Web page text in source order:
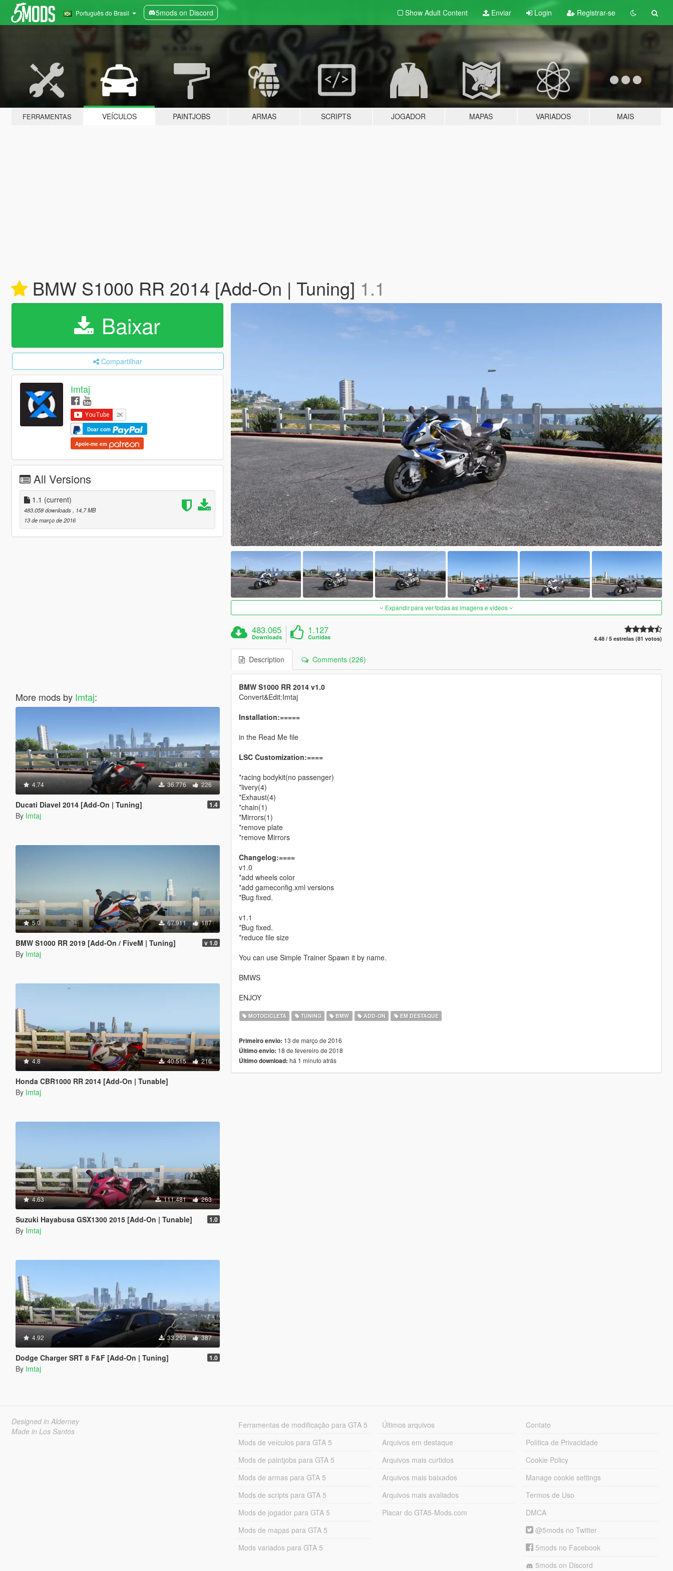
Português do Brasil 5mods on Discord Show Adult Content Enviar Login Registrar-se
FERRAMENTAS VEÍCULOS PAINTJOBS ARMAS SCRIPTS JOGADOR MAPAS VARIADOS MAIS
BMW S1000 RR 2014 [Add-On | Tuning] 1.1
Baixar
Compartilhar
Imtaj
Doar com
Apoie-me em
All Versions
1.1 (current)
483.058 downloads, 14,7 MB
13 de março de 2016
More mods by Imtaj:
4.74 36.776 226
Ducati Diavel 2014 [Add-On | Tuning] 1.4
By Imtaj
5.0 67.911 187
BMW S1000 RR 2019 [Add-On / FiveM | Tuning] v 1.0
By Imtaj
4.8 40.515 216
Honda CBR1000 RR 2014 [Add-On | Tunable]
By Imtaj
4.63 111.481 263
Suzuki Hayabusa GSX1300 2015 [Add-On | Tunable] 1.0
By Imtaj
4.92 33.293 387
Dodge Charger SRT 8 F&F [Add-On | Tuning] 1.0
By Imtaj
Expandir para ver todas as imagens e vídeos
483.065
Downloads
1.127
Curtidas 4.48 / 5 estrelas (81 votos)
Description Comments (226)
BMW S1000 RR 2014 v1.0
Convert&Edit:Imtaj
Installation:=====
in the Read Me file
LSC Customization:====
*racing bodykit(no passenger)
*livery(4)
*Exhaust(4)
*chain(1)
*Mirrors(1)
*remove plate
*remove Mirrors
Changelog:====
v1.0
*add wheels color
*add gameconfig.xml versions
*Bug fixed.
v1.1
*Bug fixed.
*reduce file size
You can use Simple Trainer Spawn it by name.
BMWS
ENJOY
MOTOCICLETA TUNING BMW ADD-ON EM DESTAQUE
Primeiro envio: 13 de março de 2016
Último envio: 18 de fevereiro de 2018
Último download: há 1 minuto atrás
Designed in Alderney
Made in Los Santos
Ferramentas de modificação para GTA 5
Mods de veículos para GTA 5
Mods de paintjobs para GTA 5
Mods de armas para GTA 5
Mods de scripts para GTA 5
Mods de jogador para GTA 5
Mods de mapas para GTA 5
Mods variados para GTA 5
Últimos arquivos
Arquivos em destaque
Arquivos mais curtidos
Arquivos mais baixados
Arquivos mais avaliados
Placar do GTA5-Mods.com
Contato
Política de Privacidade
Cookie Policy
Manage cookie settings
Termos de Uso
DMCA
@5mods no Twitter
5mods no Facebook
5mods on Discord